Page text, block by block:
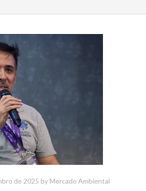
de 2025 by Mercado Ambiental